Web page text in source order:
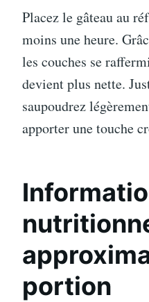
Placez le gâteau au
moins une heure.
les couches se
devient plus nette.
saupoudrez
apporter une touche
portion